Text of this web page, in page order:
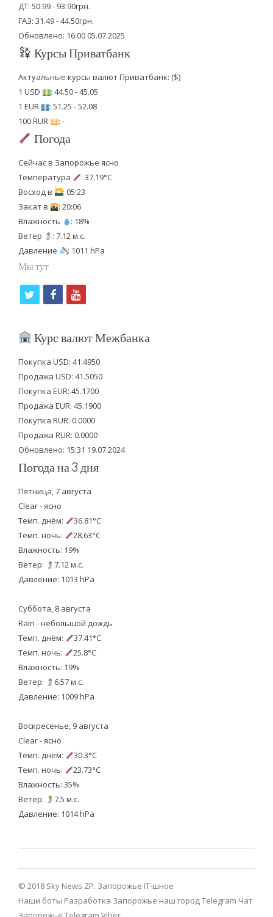
ДТ: 50.99 - 93.90грн.
ГАЗ: 31.49 - 44.50грн.
Обновлено: 16:00 05.07.2025
Курсы Приватбанк
Актуальные курсы валют Приватбанк: ($)
1 USD
: 44.50 - 45.05
1 EUR
: 51.25 - 52.08
100 RUR
: -
Погода
Сейчас в Запорожье ясно
Температура
: 37.19°C
Восход в
: 05:23
Закат в
: 20:06
Влажность
: 18%
Ветер
: 7.12 м.с.
Давление
: 1011 hPa
Мы тут
i
t
e
r
f
c
b
o
o
k
y
u
u
b
e
Курс валют Межбанка
Покупка USD: 41.4950
Продажа USD: 41.5050
Покупка EUR: 45.1700
Продажа EUR: 45.1900
Покупка RUR: 0.0000
Продажа RUR: 0.0000
Обновлено: 15:31 19.07.2024
Погода на 3 дня
Пятница, 7 августа
Clear - ясно
Темп. днём:
36.81°C
Темп. ночь:
28.63°C
Влажность: 19%
Ветер:
7.12 м.с.
Давление: 1013 hPa
Суббота, 8 августа
Rain - небольшой дождь
Темп. днём:
37.41°C
Темп. ночь:
25.8°C
Влажность: 19%
Ветер:
6.57 м.с.
Давление: 1009 hPa
Воскресенье, 9 августа
Clear - ясно
Темп. днём:
30.3°C
Темп. ночь:
23.73°C
Влажность: 35%
Ветер:
7.5 м.с.
Давление: 1014 hPa
© 2018 Sky News ZP. Запорожье IT-шное
Наши боты Разработка Запорожье наш город Telegram Чат